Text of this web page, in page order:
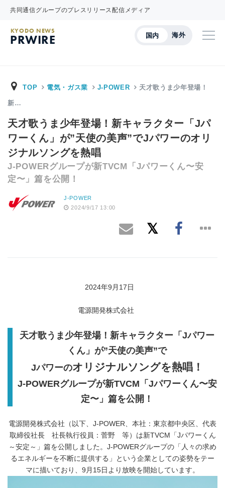
共同通信グループのプレスリリース配信メディア
国内 海外
KYODO NEWS
PRWIRE
TOP 電気・ガス業 J-POWER 天才歌うま少年登場！
新…
天才歌うま少年登場！新キャラクター「Jパ
ワーくん」が”天使の美声”でJパワーのオリ
ジナルソングを熱唱
J-POWERグループが新TVCM「Jパワーくん〜安
定〜」篇を公開！
J-POWER
2024/9/17 13:00
2024年9月17日
電源開発株式会社
天才歌うま少年登場！新キャラクター「Jパワー
くん」が”天使の美声”で
Jパワーのオリジナルソングを熱唱！
J-POWERグループが新TVCM「Jパワーくん〜安
定〜」篇を公開！
電源開発株式会社（以下、J-POWER、本社：東京都中央区、代表
取締役社長 社長執行役員：菅野 等）は新TVCM「Jパワーくん
～安定～」篇を公開しました。J-POWERグループの「人々の求め
るエネルギーを不断に提供する」という企業としての姿勢をテー
マに描いており、9月15日より放映を開始しています。